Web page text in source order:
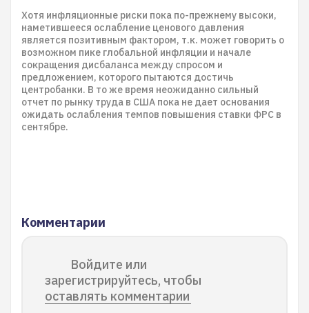
Хотя инфляционные риски пока по-прежнему высоки,
наметившееся ослабление ценового давления
является позитивным фактором, т.к. может говорить о
возможном пике глобальной инфляции и начале
сокращения дисбаланса между спросом и
предложением, которого пытаются достичь
центробанки. В то же время неожиданно сильный
отчет по рынку труда в США пока не дает основания
ожидать ослабления темпов повышения ставки ФРС в
сентябре.
Комментарии
Войдите или
зарегистрируйтесь, чтобы
оставлять комментарии